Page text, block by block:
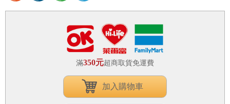
滿350元超商取貨免運費
加入購物車